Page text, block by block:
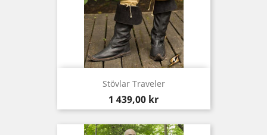
Stövlar Traveler
Pris
1 439,00 kr